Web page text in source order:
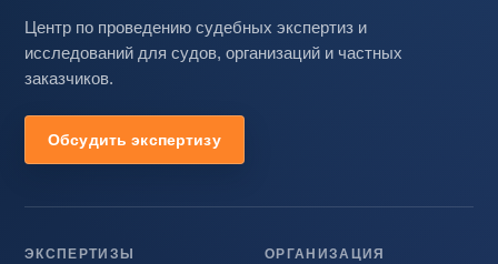
Центр по проведению судебных экспертиз и
исследований для судов, организаций и частных
заказчиков.
Обсудить экспертизу
ЭКСПЕРТИЗЫ ОРГАНИЗАЦИЯ